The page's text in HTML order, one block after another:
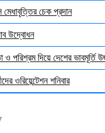
মেধাবৃত্তির চেক প্রদান
উদ্বোধন
ও পরিশ্রম দিয়ে দেশের
ওরিয়েন্টেশন শনিবার